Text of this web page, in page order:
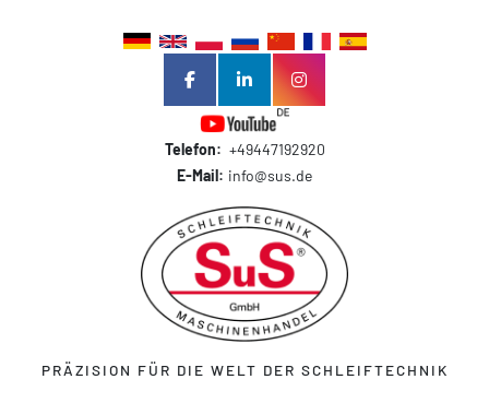
PRÄZISION FÜR DIE WELT DER SCHLEIFTECHNIK
Telefon: +49447192920
E-Mail: info@sus.de
facebooklinkedininstagram